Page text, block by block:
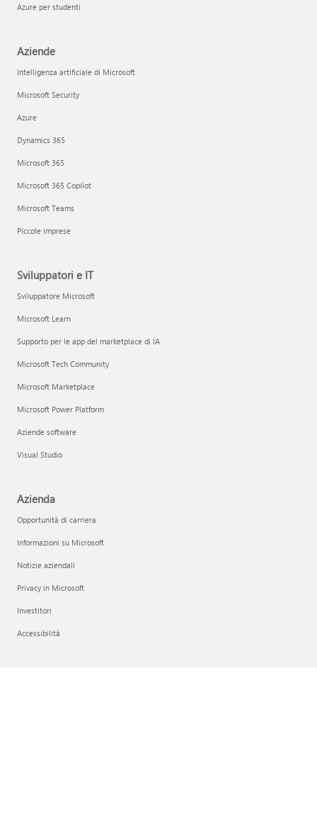
Azure per studenti
Aziende
Intelligenza artificiale di Microsoft
Microsoft Security
Azure
Dynamics 365
Microsoft 365
Microsoft 365 Copilot
Microsoft Teams
Piccole imprese
Sviluppatori e IT
Sviluppatore Microsoft
Microsoft Learn
Supporto per le app del marketplace di IA
Microsoft Tech Community
Microsoft Marketplace
Microsoft Power Platform
Aziende software
Visual Studio
Azienda
Opportunità di carriera
Informazioni su Microsoft
Notizie aziendali
Privacy in Microsoft
Investitori
Accessibilità